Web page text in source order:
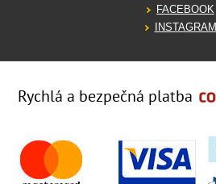
FACEBOOK
INSTAGRAM
Rychlá a bezpečná platba